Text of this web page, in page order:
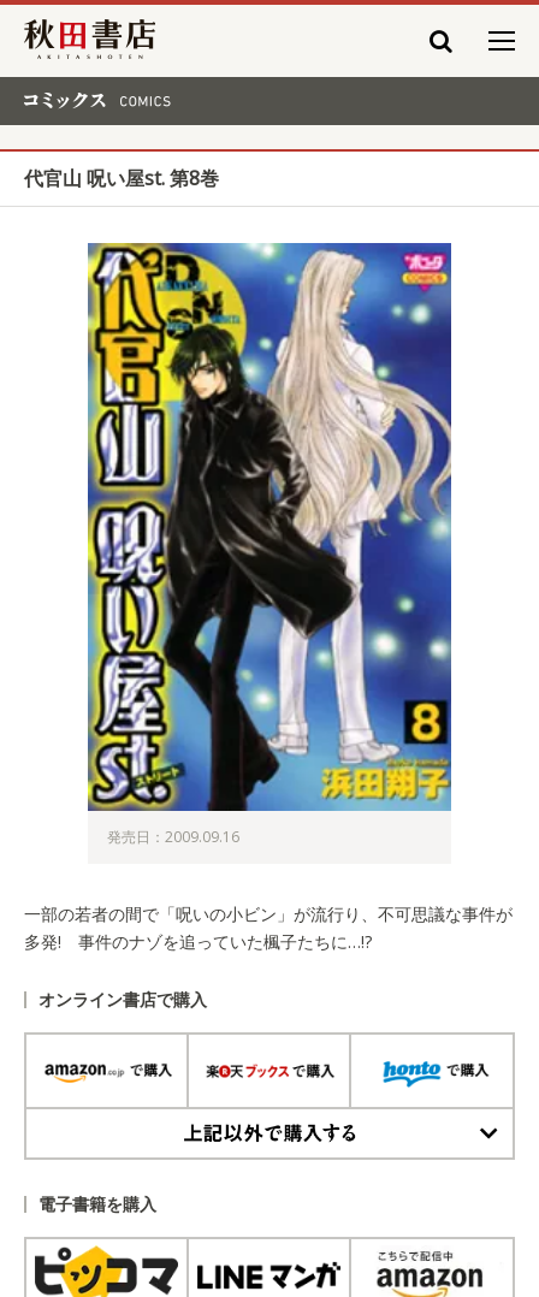
秋田書店
代官山 呪い屋st. 第8巻
発売日：2009.09.16
一部の若者の間で「呪いの小ビン」が流行り、不可思議な事件が
多発! 事件のナゾを追っていた楓子たちに…!?
オンライン書店で購入
電子書籍を購入